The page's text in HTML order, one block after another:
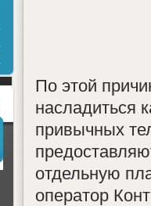
По этой
насладиться
привычных
отдельную
оператор